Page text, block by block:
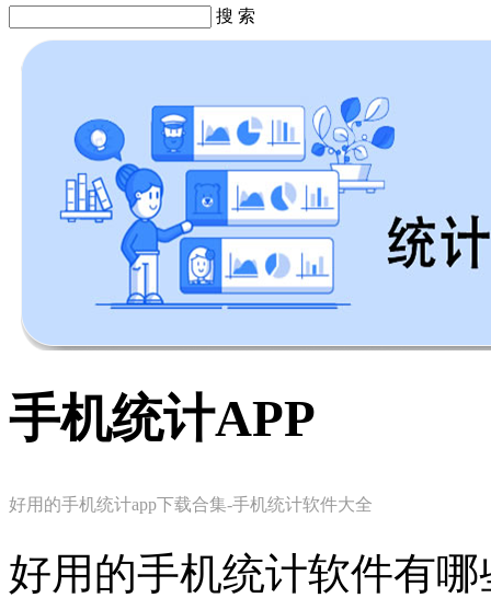
搜 索
手机统计APP
好用的手机统计app下载合集-手机统计软件大全
好用的手机统计软件有